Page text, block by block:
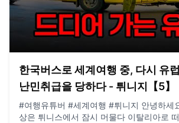
한국버스로 세계여행 중, 다시 유
난민취급을 당하다 - 튀니지【5】
#여행유튜버 #세계여행 #튀니지 안녕하세요, 여러분! 이번 영
상은 튀니스에서 잠시 머물다 이탈리아로